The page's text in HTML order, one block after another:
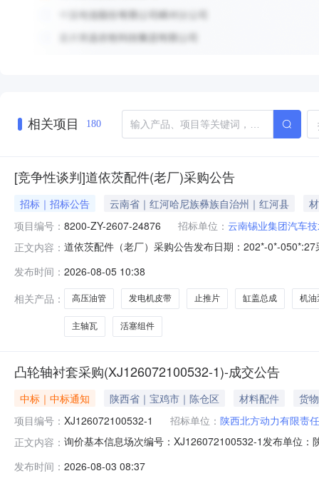
相关项目 180
[竞争性谈判]道依茨配件(老厂)采购公告
招标｜招标公告 云南省｜红河哈尼族彝族自治州｜红河县
项目编号： 8200-ZY-2607-24876 招标单位： 云南锡业集团汽车
正文内容： 道依茨配件（老厂）采购公告发布日期：202*-0*-
2*07-2**7*项目标名：道依茨配件（老厂）交货地点和时
发布时间： 2026-08-05 10:38
相关产品：
高压油管 发电机皮带 止推片 缸盖总成 机油
主轴瓦 活塞组件
凸轮轴衬套采购(XJ126072100532-1)-成交公告
中标｜中标通知 陕西省｜宝鸡市｜陈仓区 材料配件
货物
项目编号： XJ126072100532-1 招标单位： 陕西北方动力有限责
正文内容： 询价基本信息场次编号：XJ126072100532-1发布单位
币)HT1260803001812凸轮轴衬套福建省将乐三华轴瓦
发布时间： 2026-08-03 08:37